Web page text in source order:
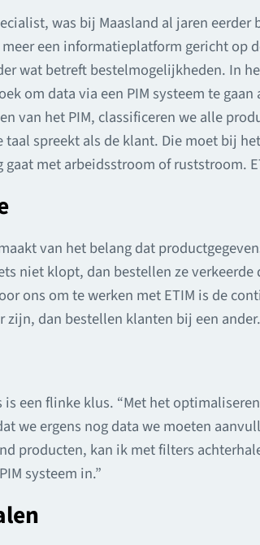
was bij Maasland al jaren
meer een informatieplatform gericht
wat betreft bestelmogelijkheden. In
om data via een PIM systeem te
van het PIM, classificeren we alle
spreekt als de klant. Die moet bij
met arbeidsstroom of ruststroom.
van het belang dat
niet klopt, dan bestellen ze
ons om te werken met ETIM is de
dan bestellen klanten bij een
een flinke klus. “Met het
we ergens nog data we moeten
producten, kan ik met filters
systeem in.”